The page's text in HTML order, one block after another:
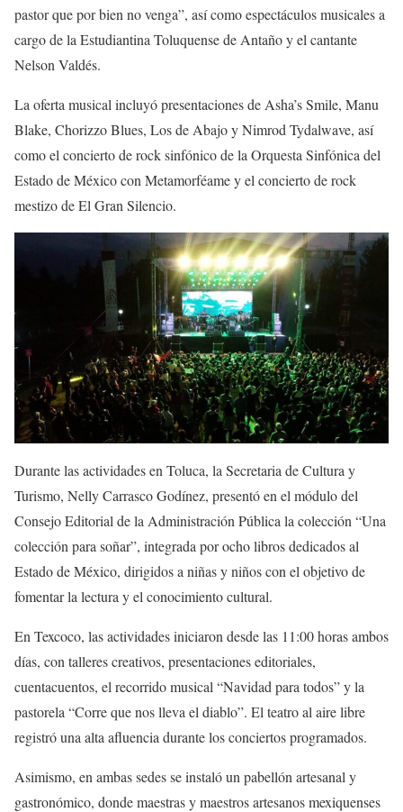
pastor que por bien no venga”, así como espectáculos musicales a
cargo de la Estudiantina Toluquense de Antaño y el cantante
Nelson Valdés.
La oferta musical incluyó presentaciones de Asha’s Smile, Manu
Blake, Chorizzo Blues, Los de Abajo y Nimrod Tydalwave, así
como el concierto de rock sinfónico de la Orquesta Sinfónica del
Estado de México con Metamorféame y el concierto de rock
mestizo de El Gran Silencio.
Durante las actividades en Toluca, la Secretaria de Cultura y
Turismo, Nelly Carrasco Godínez, presentó en el módulo del
Consejo Editorial de la Administración Pública la colección “Una
colección para soñar”, integrada por ocho libros dedicados al
Estado de México, dirigidos a niñas y niños con el objetivo de
fomentar la lectura y el conocimiento cultural.
En Texcoco, las actividades iniciaron desde las 11:00 horas ambos
días, con talleres creativos, presentaciones editoriales,
cuentacuentos, el recorrido musical “Navidad para todos” y la
pastorela “Corre que nos lleva el diablo”. El teatro al aire libre
registró una alta afluencia durante los conciertos programados.
Asimismo, en ambas sedes se instaló un pabellón artesanal y
gastronómico, donde maestras y maestros artesanos mexiquenses